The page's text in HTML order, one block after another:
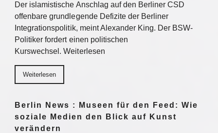
Der islamistische Anschlag auf den Berliner CSD
offenbare grundlegende Defizite der Berliner
Integrationspolitik, meint Alexander King. Der BSW-
Politiker fordert einen politischen
Kurswechsel. Weiterlesen
Weiterlesen
Berlin News : Museen für den Feed: Wie
soziale Medien den Blick auf Kunst
verändern